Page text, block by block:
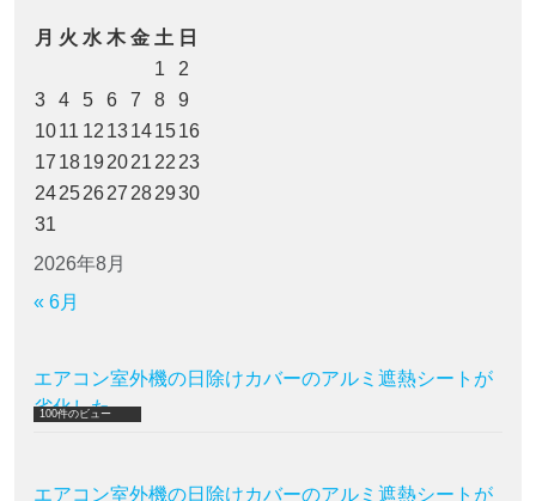
2026年8月
月 火 水 木 金 土 日
1
2
3
4 5 6 7 8
9
1011 12 13141516
17 18192021 22 23
24252627 282930
31
« 6月
エアコン室外機の日除けカバーのアルミ遮熱シートが
劣化した
100件のビュー
エアコン室外機の日除けカバーのアルミ遮熱シートが